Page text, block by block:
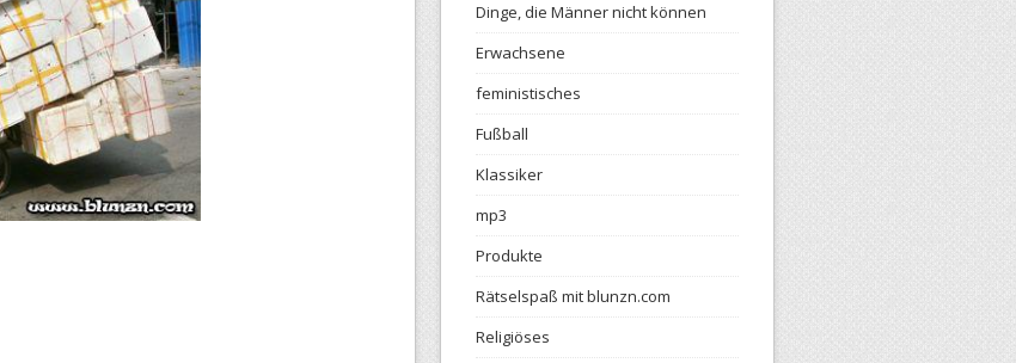
Dinge, die Männer nicht können
Erwachsene
feministisches
Fußball
Klassiker
mp3
Produkte
Rätselspaß mit blunzn.com
Religiöses